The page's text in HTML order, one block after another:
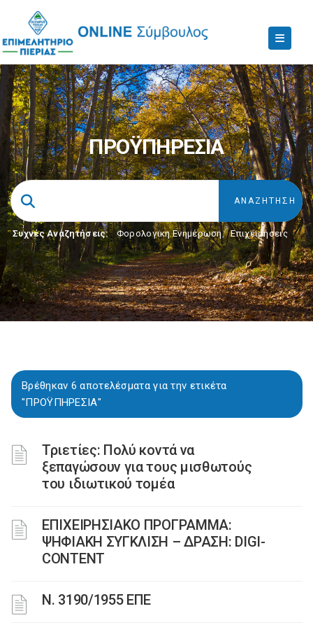
ΠΡΟΫΠΗΡΕΣΙΑ
Συχνές Αναζητήσεις: Φορολογικη Ενημέρωση, Επιχειρήσεις
Βρέθηκαν 6 αποτελέσματα για την ετικέτα
"ΠΡΟΫΠΗΡΕΣΙΑ"
Τριετίες: Πολύ κοντά να
ξεπαγώσουν για τους μισθωτούς
του ιδιωτικού τομέα
ΕΠΙΧΕΙΡΗΣΙΑΚΟ ΠΡΟΓΡΑΜΜΑ:
ΨΗΦΙΑΚΗ ΣΥΓΚΛΙΣΗ – ΔΡΑΣΗ: DIGI-
CONTENT
Ν. 3190/1955 ΕΠΕ